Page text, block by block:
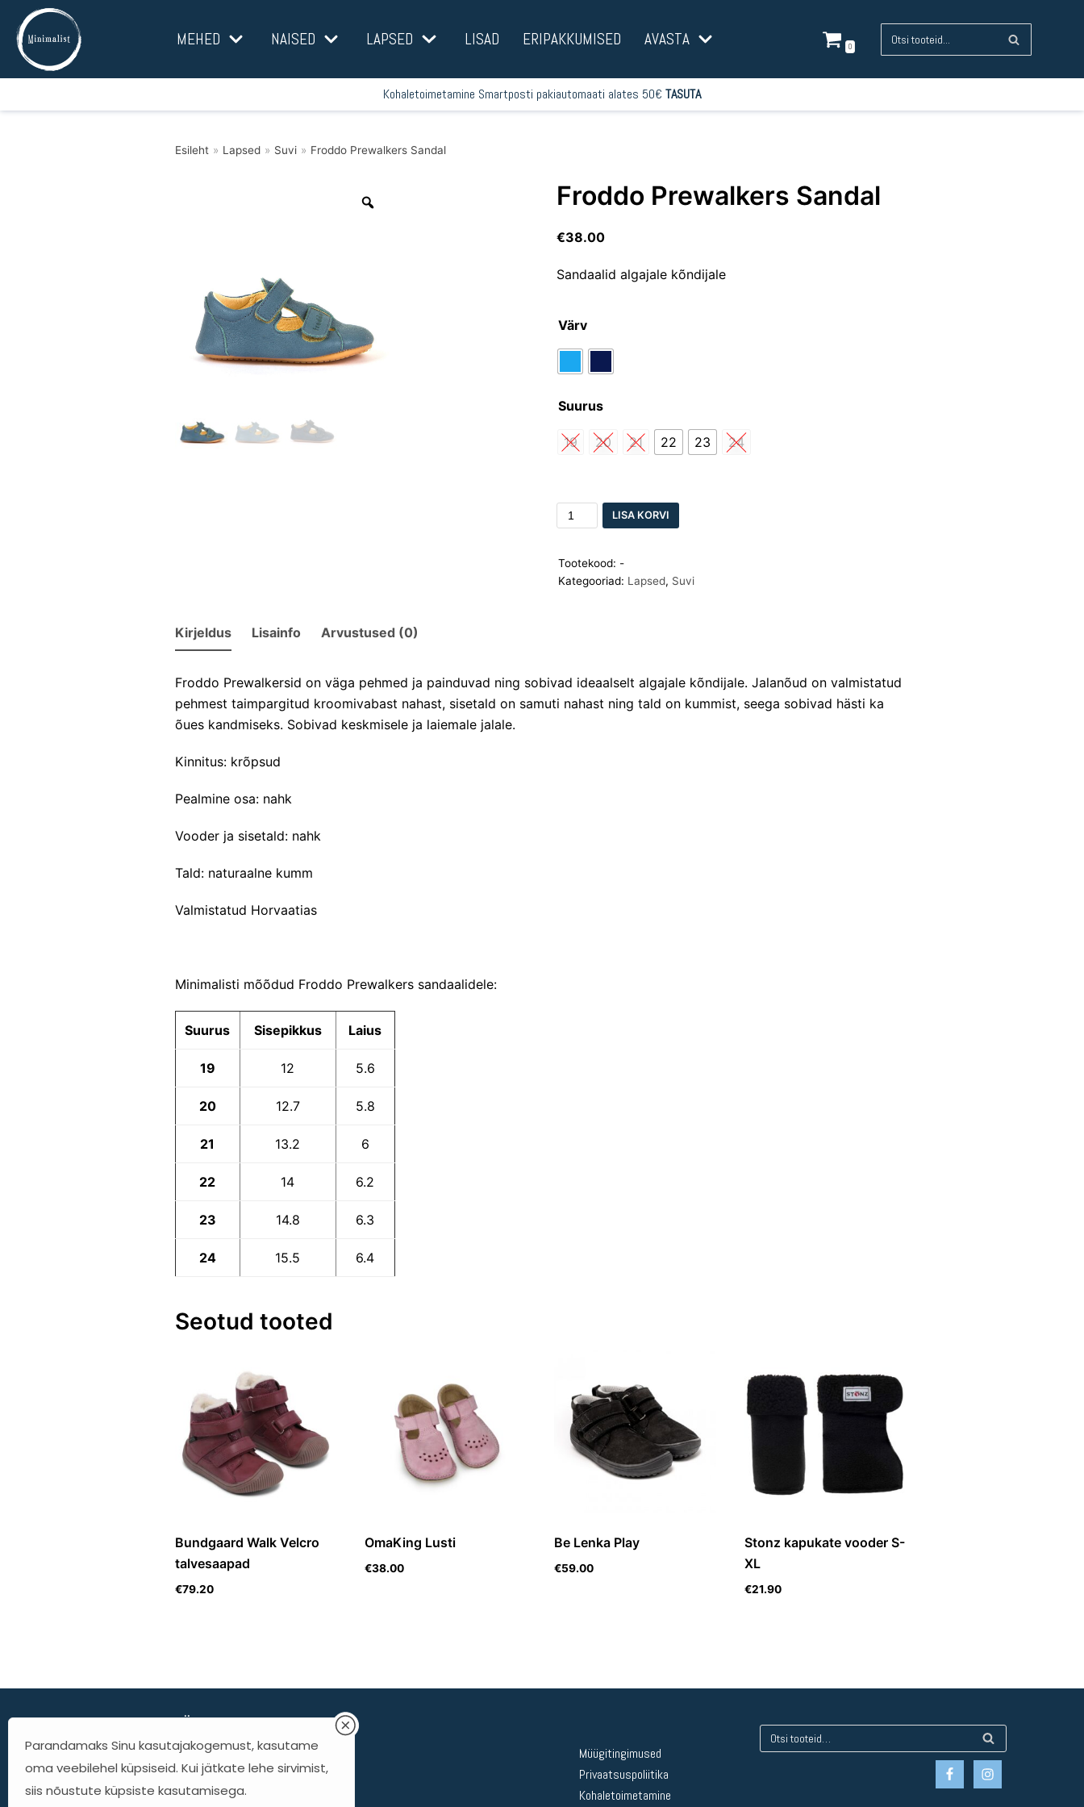
Mine
sisu
juurde
MEHED NAISED LAPSED LISAD ERIPAKKUMISED AVASTA 0
Kohaletoimetamine Smartposti pakiautomaati alates 50€ TASUTA
Esileht » Lapsed » Suvi » Froddo Prewalkers Sandal
Froddo Prewalkers Sandal
€38.00
Sandaalid algajale kõndijale
Värv
Suurus
19 20 21 22 23 24
LISA KORVI
Tootekood: -
Kategooriad: Lapsed, Suvi
Kirjeldus Lisainfo Arvustused (0)
Froddo Prewalkersid on väga pehmed ja painduvad ning sobivad ideaalselt algajale kõndijale. Jalanõud on valmistatud
pehmest taimpargitud kroomivabast nahast, sisetald on samuti nahast ning tald on kummist, seega sobivad hästi ka
õues kandmiseks. Sobivad keskmisele ja laiemale jalale.
Kinnitus: krõpsud
Pealmine osa: nahk
Vooder ja sisetald: nahk
Tald: naturaalne kumm
Valmistatud Horvaatias
Minimalisti mõõdud Froddo Prewalkers sandaalidele:
Suurus Sisepikkus Laius
19 12 5.6
20 12.7 5.8
21 13.2 6
22 14 6.2
23 14.8 6.3
24 15.5 6.4
Seotud tooted
Bundgaard Walk Velcro
talvesaapad
€79.20
OmaKing Lusti
€38.00
Be Lenka Play
€59.00
Stonz kapukate vooder S-
XL
€21.90
Minimalist Shoes OÜ
KTC - Kadaka 42b
A korpus, II korrus
info@minimalist.ee
Müügitingimused
Privaatsuspoliitika
Kohaletoimetamine
Parandamaks Sinu kasutajakogemust, kasutame
oma veebilehel küpsiseid. Kui jätkate lehe sirvimist,
siis nõustute küpsiste kasutamisega.